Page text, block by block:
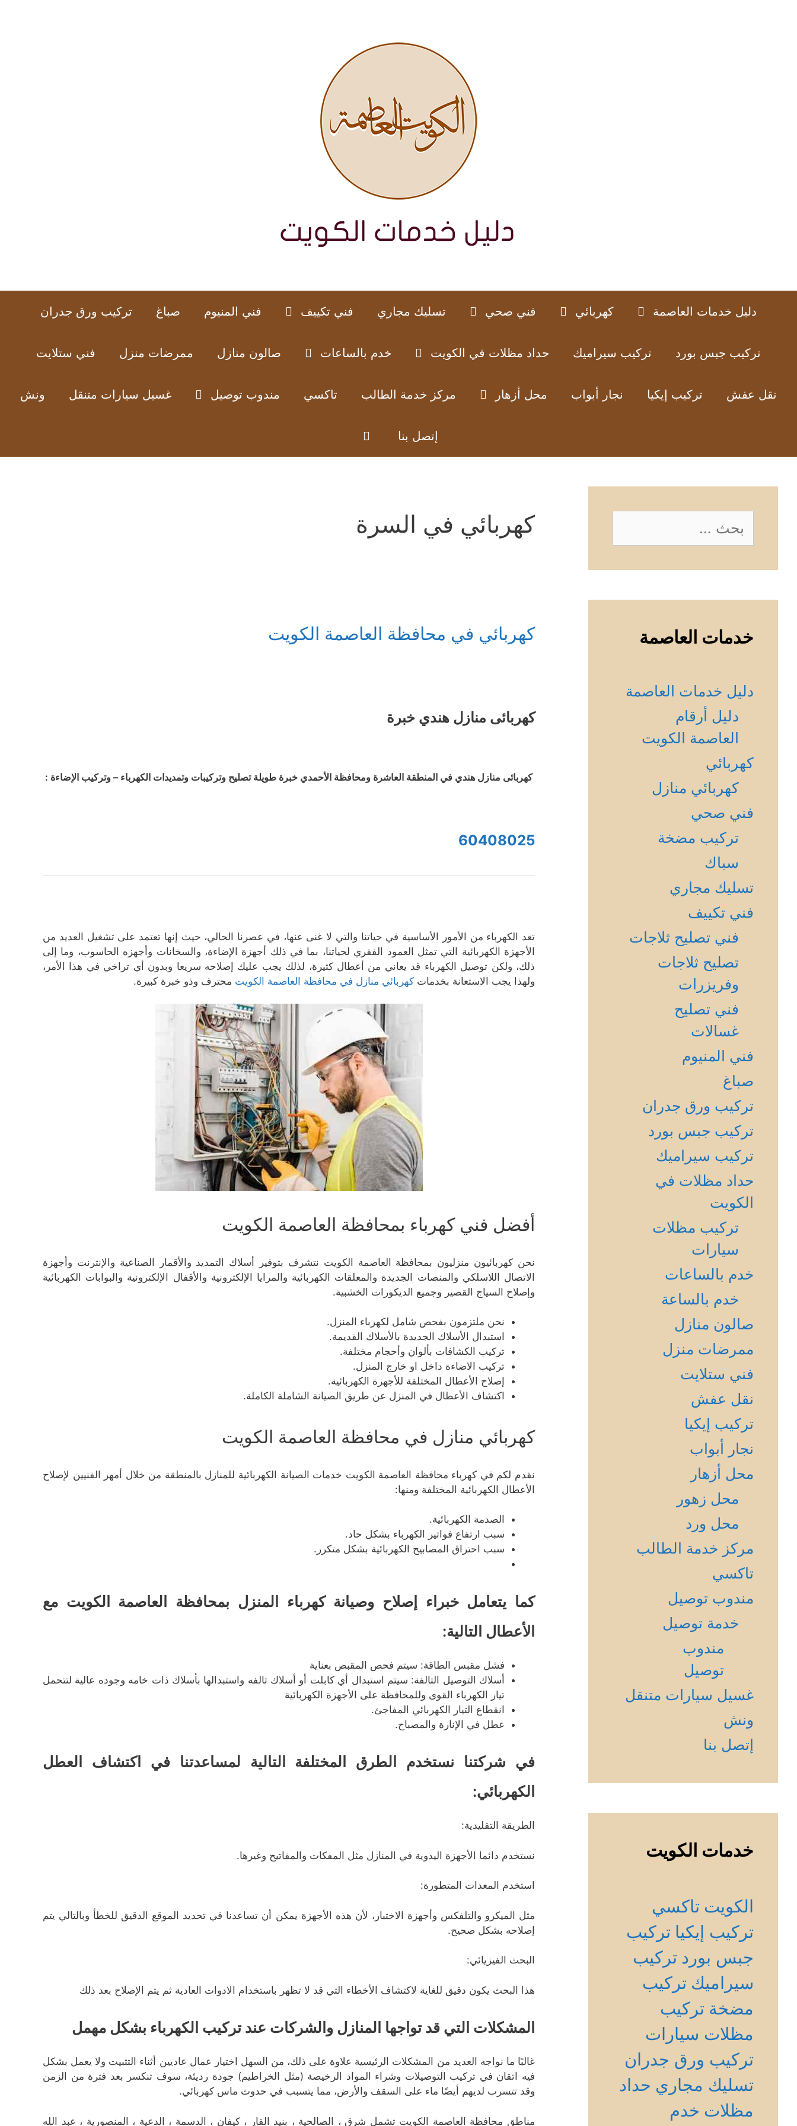
دليل خدمات العاصمة كهربائي فني صحي تسليك مجاري فني تكييف فني المنيوم صباغ تركيب ورق جدران
تركيب جبس بورد تركيب سيراميك حداد مظلات في الكويت خدم بالساعات صالون منازل ممرضات منزل فني ستلايت
نقل عفش تركيب إيكيا نجار أبواب محل أزهار مركز خدمة الطالب تاكسي مندوب توصيل غسيل سيارات متنقل ونش
إتصل بنا
كهربائي في السرة
كهربائي في محافظة العاصمة الكويت
كهربائى منازل هندي خبرة
كهربائى منازل هندي في المنطقة العاشرة ومحافظة الأحمدي خبرة طويلة تصليح وتركيبات وتمديدات الكهرباء – وتركيب الإضاءة :
60408025
تعد الكهرباء من الأمور الأساسية في حياتنا والتي لا غنى عنها، في عصرنا الحالي، حيث إنها تعتمد على تشغيل العديد من
الأجهزة الكهربائية التي تمثل العمود الفقري لحياتنا، بما في ذلك أجهزة الإضاءة، والسخانات وأجهزه الحاسوب، وما إلى
ذلك، ولكن توصيل الكهرباء قد يعاني من أعطال كثيرة، لذلك يجب عليك إصلاحه سريعا وبدون أي تراخي في هذا الأمر،
ولهذا يجب الاستعانة بخدمات كهربائي منازل في محافظة العاصمة الكويت محترف وذو خبرة كبيرة.
أفضل فني كهرباء بمحافظة العاصمة الكويت
نحن كهربائيون منزليون بمحافظة العاصمة الكويت نتشرف بتوفير أسلاك التمديد والأقمار الصناعية والإنترنت وأجهزة
الاتصال اللاسلكي والمنصات الجديدة والمعلقات الكهربائية والمرايا الإلكترونية والأقفال الإلكترونية والبوابات الكهربائية
وإصلاح السياج القصير وجميع الديكورات الخشبية.
نحن ملتزمون بفحص شامل لكهرباء المنزل.
استبدال الأسلاك الجديدة بالأسلاك القديمة.
تركيب الكشافات بألوان وأحجام مختلفة.
تركيب الاضاءة داخل او خارج المنزل.
إصلاح الأعطال المختلفة للأجهزة الكهربائية.
اكتشاف الأعطال في المنزل عن طريق الصيانة الشاملة الكاملة.
كهربائي منازل في محافظة العاصمة الكويت
نقدم لكم في كهرباء محافظة العاصمة الكويت خدمات الصيانة الكهربائية للمنازل بالمنطقة من خلال أمهر الفنيين لإصلاح
الأعطال الكهربائية المختلفة ومنها:
الصدمة الكهربائية.
سبب ارتفاع فواتير الكهرباء بشكل حاد.
سبب احتراق المصابيح الكهربائية بشكل متكرر.
كما يتعامل خبراء إصلاح وصيانة كهرباء المنزل بمحافظة العاصمة الكويت مع
الأعطال التالية:
فشل مقبس الطاقة: سيتم فحص المقبص بعناية
أسلاك التوصيل التالفة: سيتم استبدال أي كابلت أو أسلاك تالفه واستبدالها بأسلاك ذات خامه وجوده عالية لتتحمل
تيار الكهرباء القوى وللمحافظة على الأجهزة الكهربائية
انقطاع التيار الكهربائي المفاجئ.
عطل في الإنارة والمصباح.
في شركتنا نستخدم الطرق المختلفة التالية لمساعدتنا في اكتشاف العطل
الكهربائي:
الطريقة التقليدية:
نستخدم دائما الأجهزة اليدوية في المنازل مثل المفكات والمفاتيح وغيرها.
استخدم المعدات المتطورة:
مثل الميكرو والتلفكس وأجهزة الاختبار، لأن هذه الأجهزة يمكن أن تساعدنا في تحديد الموقع الدقيق للخطأ وبالتالي يتم
إصلاحه بشكل صحيح.
البحث الفيزيائي:
هذا البحث يكون دقيق للغاية لاكتشاف الأخطاء التي قد لا تظهر باستخدام الادوات العادية ثم يتم الإصلاح بعد ذلك
المشكلات التي قد تواجها المنازل والشركات عند تركيب الكهرباء بشكل مهمل
غالبًا ما نواجه العديد من المشكلات الرئيسية علاوة على ذلك، من السهل اختيار عمال عاديين أثناء التثبيت ولا يعمل بشكل
فيه اتقان في تركيب التوصيلات وشراء المواد الرخيصة (مثل الخراطيم) جودة رديئة، سوف تنكسر بعد فترة من الزمن
وقد تتسرب لديهم أيضًا ماء على السقف والأرض، مما يتسبب في حدوث ماس كهربائي.
مناطق محافظة العاصمة الكويت تشمل شرق ، الصالحية ، بنيد القار ، كيفان ، الدسمة ، الدعية ، المنصورية ، عبد الله
البحث
عن:
خدمات العاصمة
دليل خدمات العاصمة
دليل أرقام
العاصمة الكويت
كهربائي
كهربائي منازل
فني صحي
تركيب مضخة
سباك
تسليك مجاري
فني تكييف
فني تصليح ثلاجات
تصليح ثلاجات
وفريزرات
فني تصليح
غسالات
فني المنيوم
صباغ
تركيب ورق جدران
تركيب جبس بورد
تركيب سيراميك
حداد مظلات في
الكويت
تركيب مظلات
سيارات
خدم بالساعات
خدم بالساعة
صالون منازل
ممرضات منزل
فني ستلايت
نقل عفش
تركيب إيكيا
نجار أبواب
محل أزهار
محل زهور
محل ورد
مركز خدمة الطالب
تاكسي
مندوب توصيل
خدمة توصيل
مندوب
توصيل
غسيل سيارات متنقل
ونش
إتصل بنا
خدمات الكويت
الكويت تاكسي
تركيب إيكيا تركيب
جبس بورد تركيب
سيراميك تركيب
مضخة تركيب
مظلات سيارات
تركيب ورق جدران
تسليك مجاري حداد
مظلات خدم